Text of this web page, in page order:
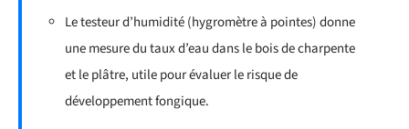
Le testeur d’humidité (hygromètre à pointes) donne
une mesure du taux d’eau dans le bois de charpente
et le plâtre, utile pour évaluer le risque de
développement fongique.